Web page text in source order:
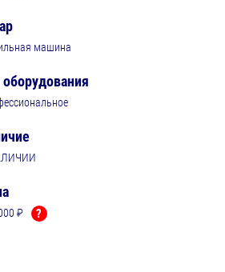
машина
₽ ?